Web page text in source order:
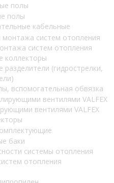
полы
полы
кабельные
систем отопления
коллекторы
разделители (гидрострелки,
вспомогательная обвязка
вентилями VALFEX
баки
системы отопления
отопления